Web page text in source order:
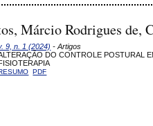
Márcio Rodrigues
9, n. 1 (2024) - Artigos
DO CONTROLE POSTURAL
PDF